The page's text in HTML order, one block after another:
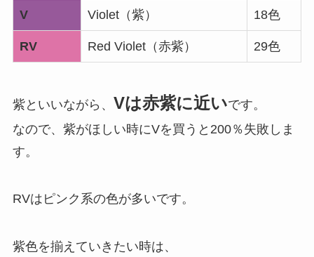
V Violet（紫） 18色
RV Red Violet（赤紫） 29色
紫といいながら、 Vは赤紫に近いです。
なので、紫がほしい時にVを買うと200％失敗しま
す。
RVはピンク系の色が多いです。
紫色を揃えていきたい時は、